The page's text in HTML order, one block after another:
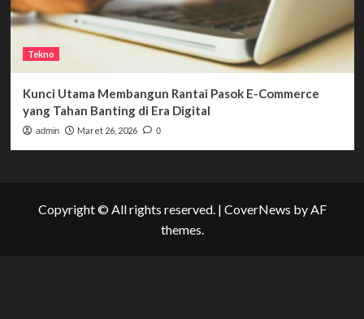
Tekno
Kunci Utama Membangun Rantai Pasok E-Commerce
yang Tahan Banting di Era Digital
admin Maret 26, 2026 0
Copyright © All rights reserved. | CoverNews by AF
themes.